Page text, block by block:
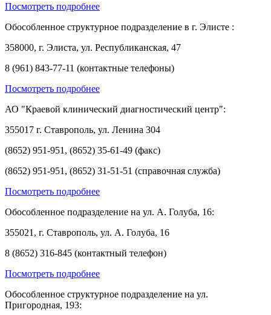
Посмотреть подробнее
Обособленное структурное подразделение в г. Элисте :
358000, г. Элиста, ул. Республиканская, 47
8 (961) 843-77-11 (контактные телефоны)
Посмотреть подробнее
АО "Краевой клинический диагностический центр":
355017 г. Ставрополь, ул. Ленина 304
(8652) 951-951, (8652) 35-61-49 (факс)
(8652) 951-951, (8652) 31-51-51 (справочная служба)
Посмотреть подробнее
Обособленное подразделение на ул. А. Голуба, 16:
355021, г. Ставрополь, ул. А. Голуба, 16
8 (8652) 316-845 (контактный телефон)
Посмотреть подробнее
Обособленное структурное подразделение на ул.
Пригородная, 193: